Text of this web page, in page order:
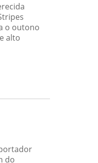
o outono
alto
do